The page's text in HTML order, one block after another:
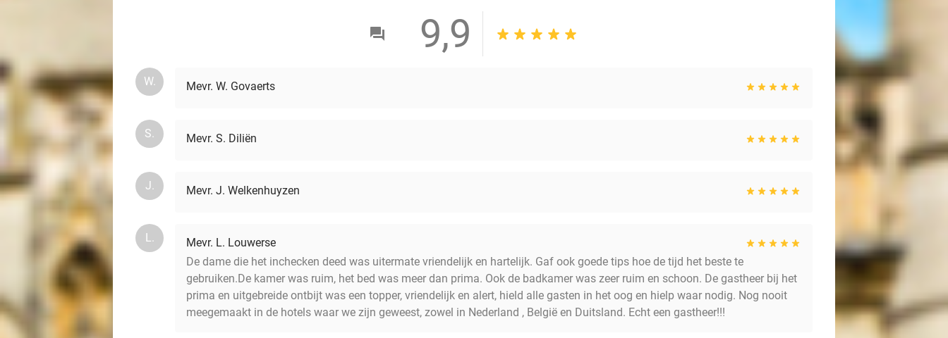
9,9
W. Mevr. W. Govaerts
S. Mevr. S. Diliën
J. Mevr. J. Welkenhuyzen
L.
Mevr. L. Louwerse
De dame die het inchecken deed was uitermate vriendelijk en hartelijk. Gaf ook goede tips hoe de tijd het beste te
gebruiken.De kamer was ruim, het bed was meer dan prima. Ook de badkamer was zeer ruim en schoon. De gastheer bij het
prima en uitgebreide ontbijt was een topper, vriendelijk en alert, hield alle gasten in het oog en hielp waar nodig. Nog nooit
meegemaakt in de hotels waar we zijn geweest, zowel in Nederland , België en Duitsland. Echt een gastheer!!!